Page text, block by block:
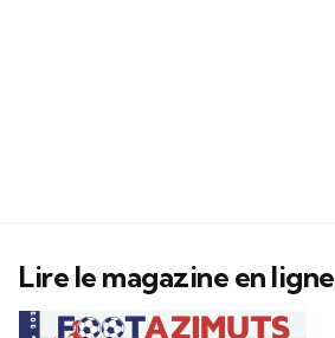
Lire le magazine en ligne